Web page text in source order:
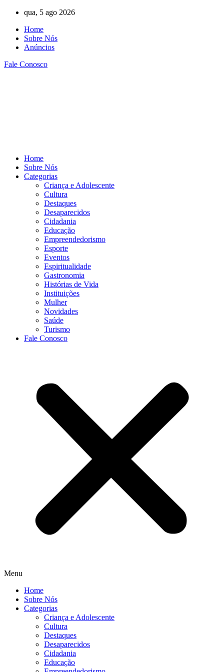
conteúdo
qua, 5 ago 2026
Home
Sobre Nós
Anúncios
Fale Conosco
Home
Sobre Nós
Categorias
Criança e Adolescente
Cultura
Destaques
Desaparecidos
Cidadania
Educação
Empreendedorismo
Esporte
Eventos
Espiritualidade
Gastronomia
Histórias de Vida
Instituições
Mulher
Novidades
Saúde
Turismo
Fale Conosco
Menu
Home
Sobre Nós
Categorias
Criança e Adolescente
Cultura
Destaques
Desaparecidos
Cidadania
Educação